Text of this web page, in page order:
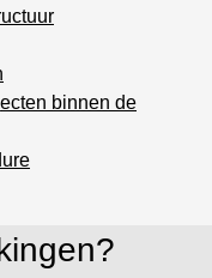
binnen de